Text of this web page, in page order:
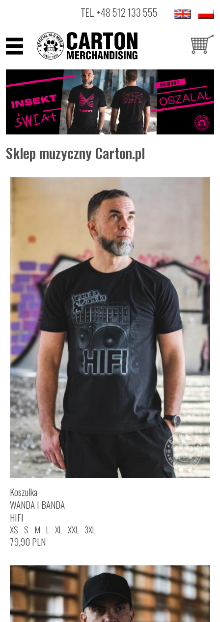
TEL.+48 512 133 555
ARTYŚCI
PRODUKTY
OUTLET
Sklep muzyczny Carton.pl
Koszulka
WANDA I BANDA
HIFI
XS S M L XL XXL 3XL
79,90 PLN